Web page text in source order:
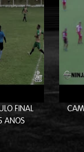
FINAL
ANOS